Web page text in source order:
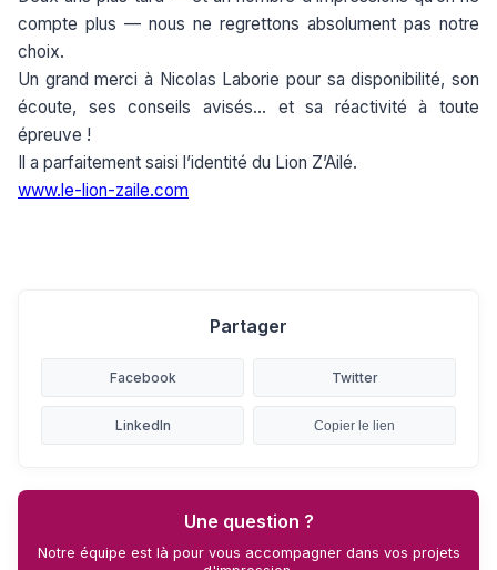
compte plus — nous ne regrettons absolument pas notre
choix.
Un grand merci à Nicolas Laborie pour sa disponibilité, son
écoute, ses conseils avisés… et sa réactivité à toute
épreuve !
Il a parfaitement saisi l’identité du Lion Z’Ailé.
www.le-lion-zaile.com
Partager
Facebook Twitter
LinkedIn Copier le lien
Une question ?
Notre équipe est là pour vous accompagner dans vos projets